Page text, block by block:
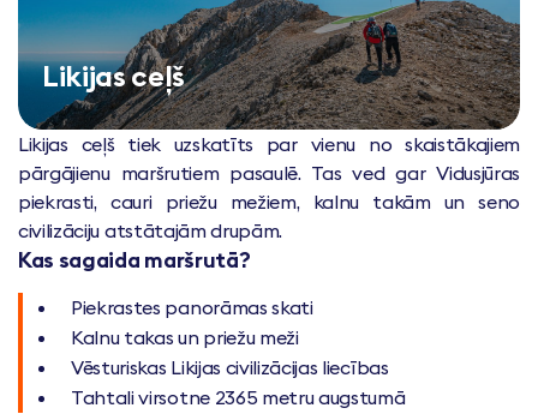
Likijas ceļš
Likijas ceļš tiek uzskatīts par vienu no skaistākajiem
pārgājienu maršrutiem pasaulē. Tas ved gar Vidusjūras
piekrasti, cauri priežu mežiem, kalnu takām un seno
civilizāciju atstātajām drupām.
Kas sagaida maršrutā?
Piekrastes panorāmas skati
Kalnu takas un priežu meži
Vēsturiskas Likijas civilizācijas liecības
Tahtali virsotne 2365 metru augstumā